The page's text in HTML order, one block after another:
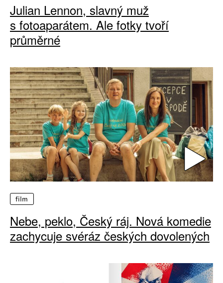
Julian Lennon, slavný muž
s fotoaparátem. Ale fotky tvoří
průměrné
film
Nebe, peklo, Český ráj. Nová komedie
zachycuje svéráz českých dovolených